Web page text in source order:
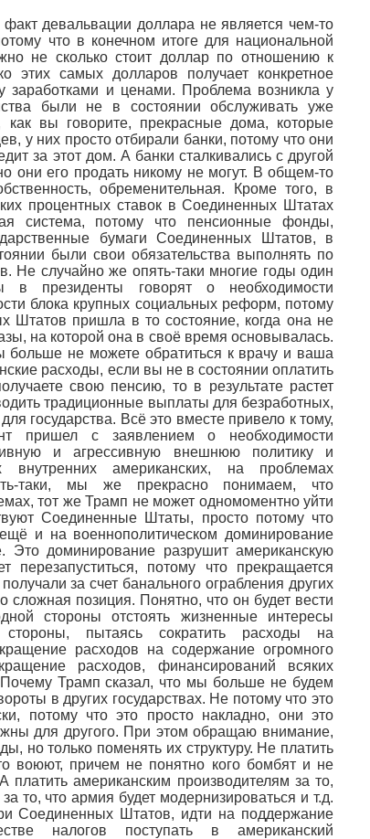
девальвации доллара не является чем-то
что в конечном итоге для национальной
не сколько стоит доллар по отношению к
самых долларов получает конкретное
заработками и ценами. Проблема возникла у
были не в состоянии обслуживать уже
вы говорите, прекрасные дома, которые
у них просто отбирали банки, потому что они
за этот дом. А банки сталкивались с другой
они его продать никому не могут. В общем-то
обременительная. Кроме того, в
процентных ставок в Соединенных Штатах
система, потому что пенсионные фонды,
бумаги Соединенных Штатов, в
были свои обязательства выполнять по
Не случайно же опять-таки многие годы один
в президенты говорят о необходимости
блока крупных социальных реформ, потому
Штатов пришла в то состояние, когда она не
на которой она в своё время основывалась.
больше не можете обратиться к врачу и ваша
расходы, если вы не в состоянии оплатить
свою пенсию, то в результате растет
традиционные выплаты для безработных,
государства. Всё это вместе привело к тому,
пришел с заявлением о необходимости
и агрессивную внешнюю политику и
внутренних американских, на проблемах
таки, мы же прекрасно понимаем, что
тот же Трамп не может одномоментно уйти
Соединенные Штаты, просто потому что
и на военнополитическом доминирование
доминирование разрушит американскую
потому что прекращается
за счет банального ограбления других
сложная позиция. Понятно, что он будет вести
стороны отстоять жизненные интересы
пытаясь сократить расходы на
расходов на содержание огромного
расходов, финансирований всяких
Почему Трамп сказал, что мы больше не будем
в других государствах. Не потому что это
потому что это просто накладно, они это
для другого. При этом обращаю внимание,
но только поменять их структуру. Не платить
воюют, причем не понятно кого бомбят и не
платить американским производителям за то,
то, что армия будет модернизироваться и т.д.
Соединенных Штатов, идти на поддержание
налогов поступать в американский